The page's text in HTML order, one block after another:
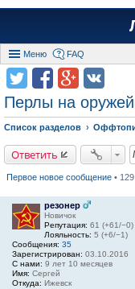
Меню FAQ
Перлы на
Список разделов
Ответить
Первое новое сообщение•
резонер
Новичок
Репутация: 61 (+61/−0)
Лояльность: 5 (+6/−1)
Сообщения: 35
Зарегистрирован: 03.10.2016
С нами: 9 лет 10 месяцев
Имя: Сергей
Откуда: Ижевск